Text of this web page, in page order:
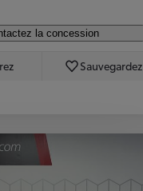
RECHARGEABLE
la concession
Sauvegardez